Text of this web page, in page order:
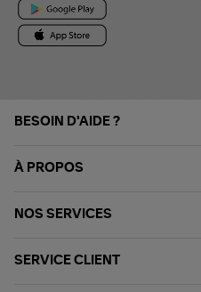
BESOIN D'AIDE ?
À PROPOS
NOS SERVICES
SERVICE CLIENT